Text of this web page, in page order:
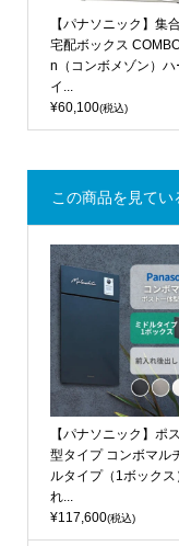
【パナソニック】集
宅配ボックス
n（コンボメゾン）ハ
イ...
¥60,100(税込)
この商品を見て
【パナソニック】ポ
型タイプ コンボマル
ルタイプ（1ボックス
れ...
¥117,600(税込)